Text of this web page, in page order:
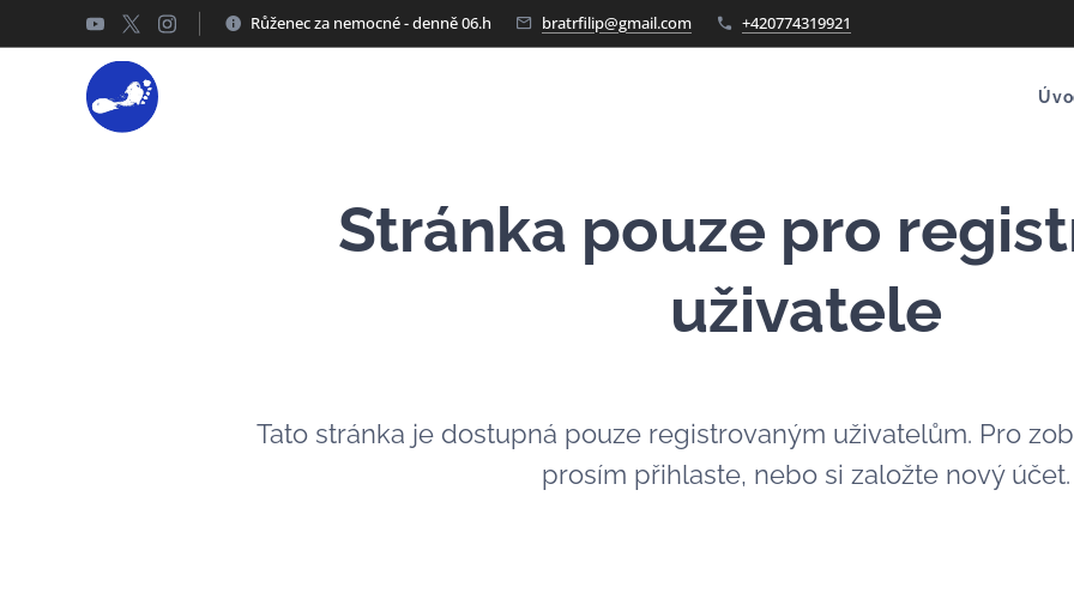
Růženec za nemocné - denně 06.h bratrfilip@gmail.com +420774319921
Stránka pouze pro
uživatele
Tato stránka je dostupná pouze registrovaným uživatelům. Pro
prosím přihlaste, nebo si založte nový účet.